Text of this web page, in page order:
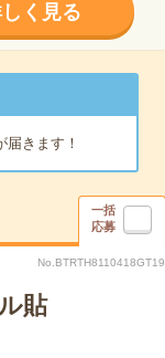
く見る
届きます！
一括
応募
No.BTRTH8110418GT19
貼